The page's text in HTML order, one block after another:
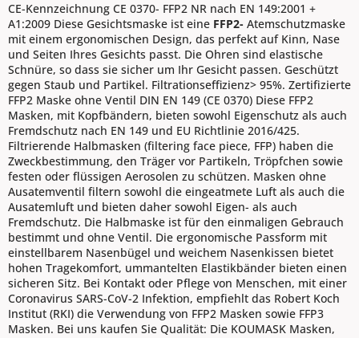
CE-Kennzeichnung CE 0370- FFP2 NR nach EN 149:2001 +
A1:2009 Diese Gesichtsmaske ist eine FFP2- Atemschutzmaske
mit einem ergonomischen Design, das perfekt auf Kinn, Nase
und Seiten Ihres Gesichts passt. Die Ohren sind elastische
Schnüre, so dass sie sicher um Ihr Gesicht passen. Geschützt
gegen Staub und Partikel. Filtrationseffizienz> 95%. Zertifizierte
FFP2 Maske ohne Ventil DIN EN 149 (CE 0370) Diese FFP2
Masken, mit Kopfbändern, bieten sowohl Eigenschutz als auch
Fremdschutz nach EN 149 und EU Richtlinie 2016/425.
Filtrierende Halbmasken (filtering face piece, FFP) haben die
Zweckbestimmung, den Träger vor Partikeln, Tröpfchen sowie
festen oder flüssigen Aerosolen zu schützen. Masken ohne
Ausatemventil filtern sowohl die eingeatmete Luft als auch die
Ausatemluft und bieten daher sowohl Eigen- als auch
Fremdschutz. Die Halbmaske ist für den einmaligen Gebrauch
bestimmt und ohne Ventil. Die ergonomische Passform mit
einstellbarem Nasenbügel und weichem Nasenkissen bietet
hohen Tragekomfort, ummantelten Elastikbänder bieten einen
sicheren Sitz. Bei Kontakt oder Pflege von Menschen, mit einer
Coronavirus SARS-CoV-2 Infektion, empfiehlt das Robert Koch
Institut (RKI) die Verwendung von FFP2 Masken sowie FFP3
Masken. Bei uns kaufen Sie Qualität: Die KOUMASK Masken,